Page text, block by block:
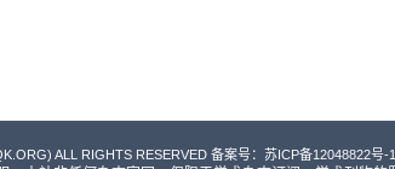
ALL RIGHTS RESERVED 备案号： 苏ICP备12048822号-1